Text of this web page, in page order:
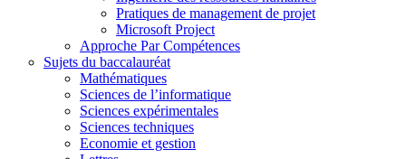
Pratiques de management de projet
Microsoft Project
Approche Par Compétences
Sujets du baccalauréat
Mathématiques
Sciences de l’informatique
Sciences expérimentales
Sciences techniques
Economie et gestion